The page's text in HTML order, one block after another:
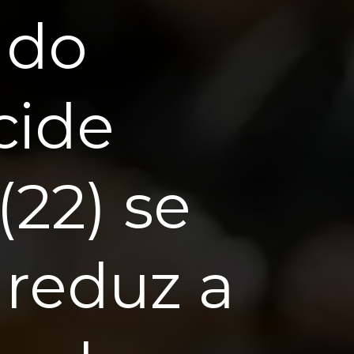
se
a